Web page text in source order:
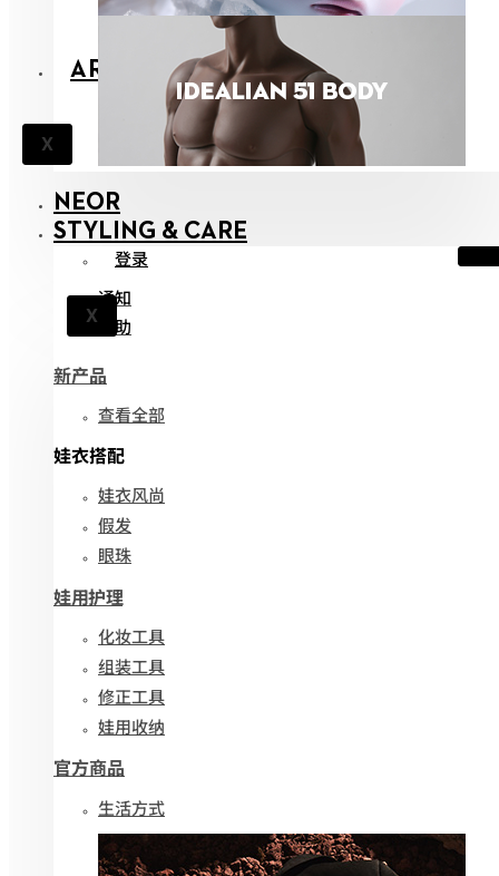
ARCHIVES
X
NEOR
STYLING & CARE
登录
X
通知
帮助
新产品
查看全部
娃衣搭配
娃衣风尚
假发
眼珠
娃用护理
化妆工具
组装工具
修正工具
娃用收纳
官方商品
生活方式